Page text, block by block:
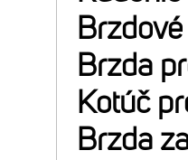
Brzda
Kotúč
Brzda